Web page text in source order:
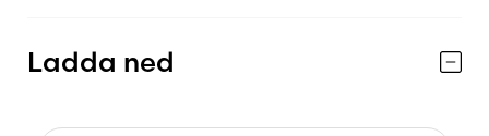
med hisslucka till dig som vill skapa en modern
Ladda ned